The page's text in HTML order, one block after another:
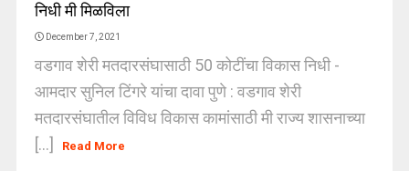
निधी मी मिळविला
December 7, 2021
वडगाव शेरी मतदारसंघासाठी 50 कोटींचा विकास निधी -
आमदार सुनिल टिंगरे यांचा दावा पुणे : वडगाव शेरी
मतदारसंघातील विविध विकास कामांसाठी मी राज्य शासनाच्या
[...]
Read More